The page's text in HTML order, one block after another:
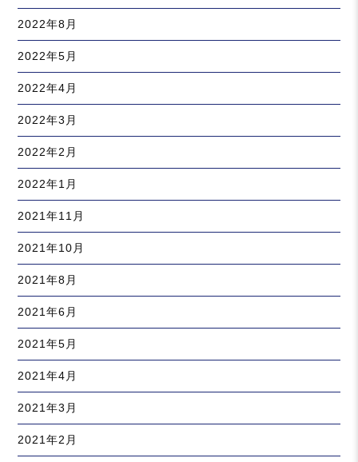
2022年8月
2022年5月
2022年4月
2022年3月
2022年2月
2022年1月
2021年11月
2021年10月
2021年8月
2021年6月
2021年5月
2021年4月
2021年3月
2021年2月